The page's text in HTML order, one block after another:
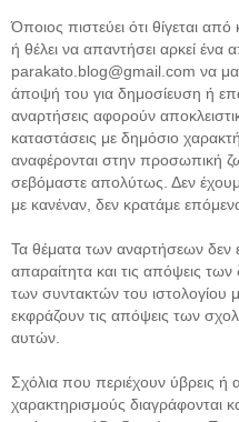
Όποιος πιστεύει ότι θίγεται
ή θέλει να απαντήσει αρκεί ένα
parakato.blog@gmail.com να μας
άποψή του για δημοσίευση ή
αναρτήσεις αφορούν
καταστάσεις με δημόσιο
αναφέρονται στην προσωπική
σεβόμαστε απολύτως. Δεν
με κανέναν, δεν κρατάμε
Τα θέματα των αναρτήσεων δεν
απαραίτητα και τις απόψεις των
των συντακτών του ιστολογίου
εκφράζουν τις απόψεις των
αυτών.
Σχόλια που περιέχουν ύβρεις ή
χαρακτηρισμούς διαγράφονται